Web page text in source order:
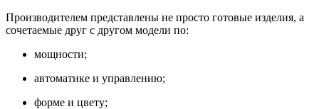
Производителем представлены не просто готовые изделия, а
сочетаемые друг с другом модели по:
мощности;
автоматике и управлению;
форме и цвету;